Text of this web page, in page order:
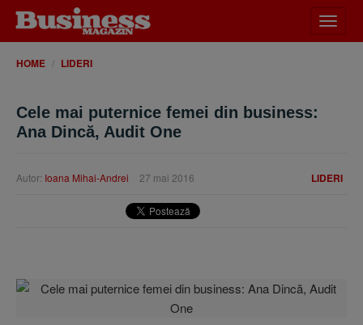
meniu
HOME LIDERI
Cele mai puternice femei din business:
Ana Dincă, Audit One
LIDERI
Autor: Ioana Mihai-Andrei 27 mai 2016